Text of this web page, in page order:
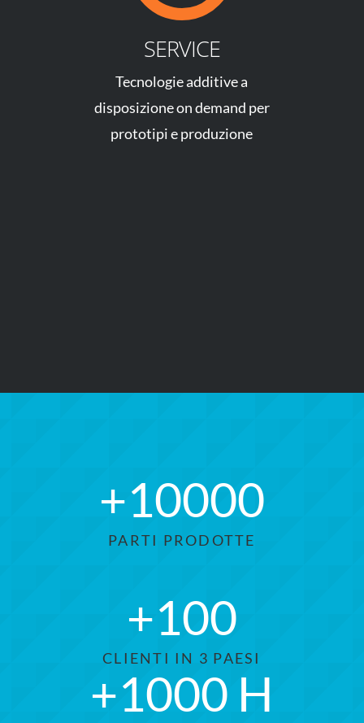
SERVICE
Tecnologie additive a
disposizione on demand per
prototipi e produzione
+10000
PARTI PRODOTTE
+100
CLIENTI IN 3 PAESI
+1000 H